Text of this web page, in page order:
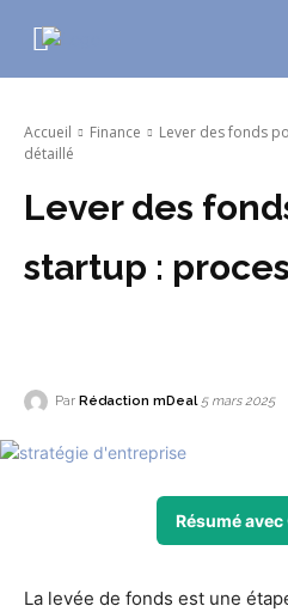
Accueil Finance
Lever des fonds
détaillé
Lever des
startup :
Par Rédaction mDeal 5 mars 2025
Résumé avec
La levée de fonds est une